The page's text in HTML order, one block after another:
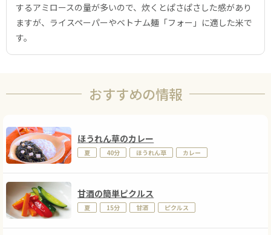
するアミロースの量が多いので、炊くとぱさぱさした感があり
ますが、ライスペーパーやベトナム麺「フォー」に適した米で
す。
おすすめの情報
ほうれん草のカレー
夏 40分 ほうれん草 カレー
甘酒の簡単ピクルス
夏 15分 甘酒 ピクルス